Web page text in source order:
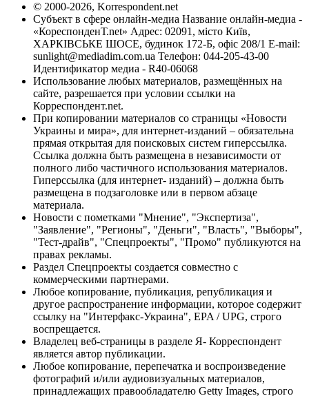
© 2000-2026, Korrespondent.net
Субъект в сфере онлайн-медиа Название онлайн-медиа -
«КореспонденТ.net» Адрес: 02091, місто Київ,
ХАРКІВСЬКЕ ШОСЕ, будинок 172-Б, офіс 208/1 E-mail:
sunlight@mediadim.com.ua Телефон: 044-205-43-00
Идентификатор медиа - R40-06068
Использование любых материалов, размещённых на
сайте, разрешается при условии ссылки на
Корреспондент.net.
При копировании материалов со страницы «Новости
Украины и мира», для интернет-изданий – обязательна
прямая открытая для поисковых систем гиперссылка.
Ссылка должна быть размещена в независимости от
полного либо частичного использования материалов.
Гиперссылка (для интернет- изданий) – должна быть
размещена в подзаголовке или в первом абзаце
материала.
Новости с пометками "Мнение", "Экспертиза",
"Заявление", "Регионы", "Деньги", "Власть", "Выборы",
"Тест-драйв", "Спецпроекты", "Промо" публикуются на
правах рекламы.
Раздел Спецпроекты создается совместно с
коммерческими партнерами.
Любое копирование, публикация, републикация и
другое распространение информации, которое содержит
ссылку на "Интерфакс-Украина", EPA / UPG, строго
воспрещается.
Владелец веб-страницы в разделе Я- Корреспондент
является автор публикации.
Любое копирование, перепечатка и воспроизведение
фотографий и/или аудиовизуальных материалов,
принадлежащих правообладателю Getty Images, строго